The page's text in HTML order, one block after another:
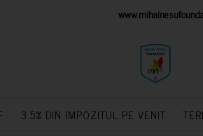
PLATFORM
3.5% DIN IMPOZITUL PE VENIT